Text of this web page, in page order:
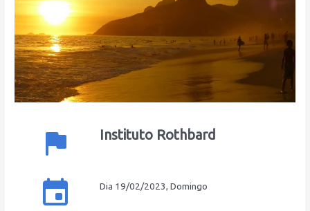
flag Instituto Rothbard
event Dia 19/02/2023, Domingo